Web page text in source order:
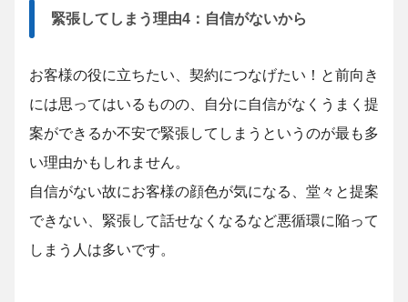
緊張してしまう理由4：自信がないから
お客様の役に立ちたい、契約につなげたい！と前向き
には思ってはいるものの、自分に自信がなくうまく提
案ができるか不安で緊張してしまうというのが最も多
い理由かもしれません。
自信がない故にお客様の顔色が気になる、堂々と提案
できない、緊張して話せなくなるなど悪循環に陥って
しまう人は多いです。